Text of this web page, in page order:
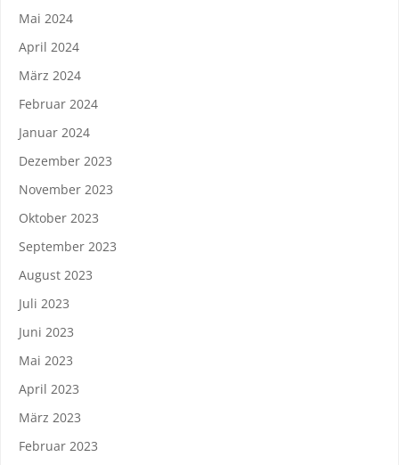
Mai 2024
April 2024
März 2024
Februar 2024
Januar 2024
Dezember 2023
November 2023
Oktober 2023
September 2023
August 2023
Juli 2023
Juni 2023
Mai 2023
April 2023
März 2023
Februar 2023